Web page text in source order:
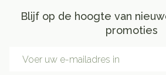
Blijf op de hoogte van
promoties